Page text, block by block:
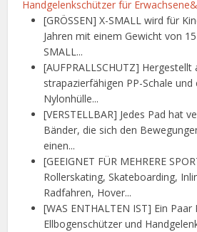
Handgelenkschützer für
[GRÖSSEN] X-SMALL wird für
Jahren mit einem Gewicht von
SMALL...
[AUFPRALLSCHUTZ] Hergestellt
strapazierfähigen PP-Schale
Nylonhülle...
[VERSTELLBAR] Jedes Pad hat
Bänder, die sich den
einen...
[GEEIGNET FÜR MEHRERE
Rollerskating, Skateboarding,
Radfahren, Hover...
[WAS ENTHALTEN IST] Ein Paar
Ellbogenschützer und